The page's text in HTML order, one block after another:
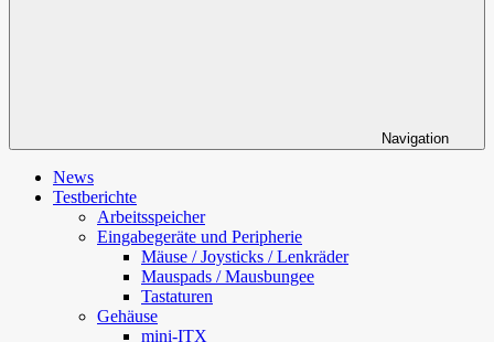
Navigation
News
Testberichte
Arbeitsspeicher
Eingabegeräte und Peripherie
Mäuse / Joysticks / Lenkräder
Mauspads / Mausbungee
Tastaturen
Gehäuse
mini-ITX